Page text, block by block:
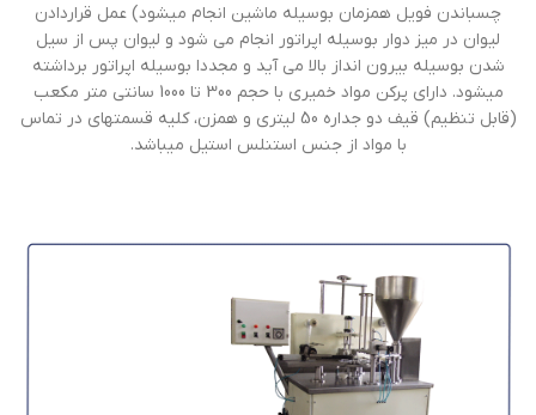
چسباندن فويل همزمان بوسيله ماشين انجام ميشود) عمل قراردادن
ليوان در ميز دوار بوسيله اپراتور انجام مي شود و ليوان پس از سيل
شدن بوسيله بيرون انداز بالا مي آيد و مجددا بوسيله اپراتور برداشته
ميشود. داراي پركن مواد خمیری با حجم 300 تا 1000 سانتي متر مكعب
(قابل تنظيم) قيف دو جداره 50 ليتري و همزن، كليه قسمتهای در تماس
با مواد از جنس استنلس استيل ميباشد.